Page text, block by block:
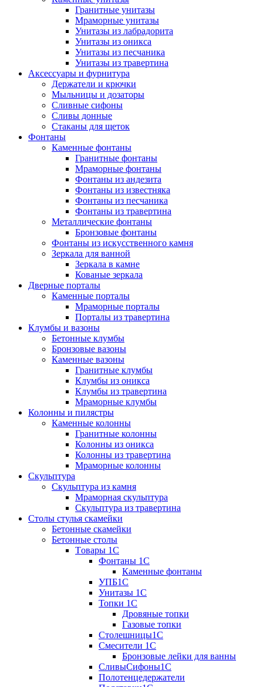
Гранитные унитазы
Мраморные унитазы
Унитазы из лабрадорита
Унитазы из оникса
Унитазы из песчаника
Унитазы из травертина
Аксессуары и фурнитура
Держатели и крючки
Мыльницы и дозаторы
Сливные сифоны
Сливы донные
Стаканы для щеток
Фонтаны
Каменные фонтаны
Гранитные фонтаны
Мраморные фонтаны
Фонтаны из андезита
Фонтаны из известняка
Фонтаны из песчаника
Фонтаны из травертина
Металлические фонтаны
Бронзовые фонтаны
Фонтаны из искусственного камня
Зеркала для ванной
Зеркала в камне
Кованые зеркала
Дверные порталы
Каменные порталы
Мраморные порталы
Порталы из травертина
Клумбы и вазоны
Бетонные клумбы
Бронзовые вазоны
Каменные вазоны
Гранитные клумбы
Клумбы из оникса
Клумбы из травертина
Мраморные клумбы
Колонны и пилястры
Каменные колонны
Гранитные колонны
Колонны из оникса
Колонны из травертина
Мраморные колонны
Скульптура
Скульптура из камня
Мраморная скульптура
Скульптура из травертина
Столы стулья скамейки
Бетонные скамейки
Бетонные столы
Tовары 1C
Фонтаны 1C
Каменные фонтаны
УПБ1С
Унитазы 1С
Топки 1С
Дровяные топки
Газовые топки
Столешницы1С
Смесители 1С
Бронзовые лейки для ванны
СливыСифоны1С
Полотенцедержатели